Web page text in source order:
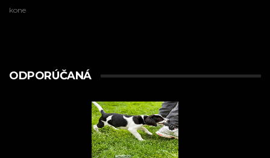
kone
ODPORÚČANÁ